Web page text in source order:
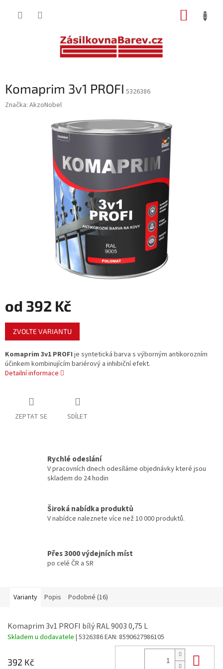
Komaprim 3v1 PROFI 5326386
Značka: AkzoNobel
od 392 Kč
Měrná
cena:
ZVOLTE VARIANTU
Komaprim 3v1 PROFI je syntetická barva s výborným antikorozním
účinkem kombinujícím bariérový a inhibiční efekt.
Detailní informace
ZEPTAT SE SDÍLET
Rychlé odeslání
V pracovních dnech odesíláme objednávky které jsou
skladem do 24 hodin
Široká nabídka produktů
V nabídce naleznete více než 10 000 produktů.
Přes 3000 výdejních míst
po celé ČR a SR
Varianty Popis Podobné (16)
Komaprim 3v1 PROFI bílý RAL 9003 0,75 L
Skladem u dodavatele | 5326386EAN: 8590627986105
392 Kč